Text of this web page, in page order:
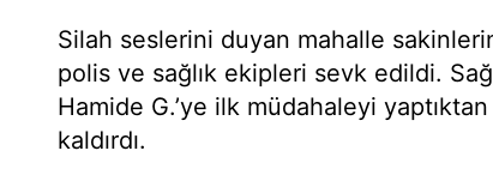
Silah seslerini duyan mahalle
polis ve sağlık ekipleri sevk edildi.
Hamide G.’ye ilk müdahaleyi
kaldırdı.